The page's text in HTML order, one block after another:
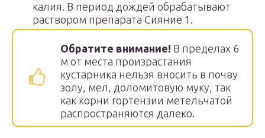
калия. В период дождей обрабатывают
раствором препарата Сияние 1.
Обратите внимание! В пределах 6
м от места произрастания
кустарника нельзя вносить в почву
золу, мел, доломитовую муку, так
как корни гортензии метельчатой
распространяются далеко.